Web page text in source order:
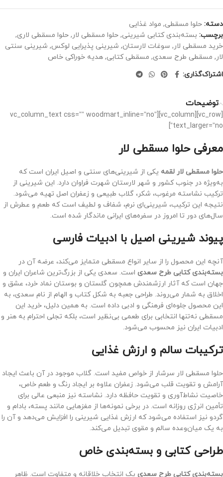
دسته: حلوا مسقطی, مواد غذایی
برچسب: بسته‌بندی کتابی شیرینی, حلوا مسقطی لار, حلوا مسقطی لاری,
خرید مسقطی لار, سوغات لارستان, شیرینی پذیرایی لوکس, شیرینی سنتی
لار, مسقطی طرح سعدی, مسقطی کتابی, هدیه خوراکی خاص
اشتراک‌گذاری:
توضیحات
[vc_row][vc_column][vc_column_text css=”” woodmart_inline=”no”
text_larger=”no”]
معرفی حلوا مسقطی لار
حلوا مسقطی لار لقمه یکی از شیرینی‌های سنتی و اصیل ایران است که
به‌ویژه در جنوب کشور و شهر لارستان شهرت فراوان دارد. این شیرینی از
ترکیب نشاسته مرغوب، شکر، گلاب طبیعی و زعفران اصل تهیه می‌شود.
نتیجه این ترکیب، شیرینی‌ای نرم، شفاف و لطیف است که طعم و عطرش از
سال‌های دور تا امروز در سفره‌های ایرانی ماندگار شده است.
پیوند شیرینی اصیل با ادبیات فارسی
آنچه این محصول را از سایر انواع مسقطی متمایز می‌کند، عرضه آن در
بسته‌بندی کتابی طرح سعدی است. سعدی یکی از بزرگ‌ترین شاعران ایران و
جهان است که آثار ارزشمندش همچون گلستان و بوستان نماد خرد، عشق و
اخلاق به شمار می‌روند. طراحی جعبه به شکل کتاب و الهام از نام سعدی، به
این محصول جلوه‌ای فرهنگی و ادبی داده است. به همین دلیل، خرید این
مسقطی نه‌تنها انتخابی برای طعمی بی‌نظیر است، بلکه تجلی احترام به هنر و
ادبیات ایران نیز محسوب می‌شود.
ترکیبات سالم و ارزش غذایی
حلوا مسقطی لار سرشار از خواص مفید است. گلاب موجود در آن باعث ایجاد
آرامش و تقویت قلب می‌شود. زعفران علاوه بر ایجاد رنگ و طعم خاص،
خاصیت نشاط‌آوری و تقویت حافظه دارد. نشاسته نیز منبعی عالی برای
تأمین انرژی روزانه است. در برخی نمونه‌ها از مغزهایی مانند پسته، بادام و
گردو نیز استفاده می‌شود که ارزش غذایی شیرینی را افزایش می‌دهد و آن را
به یک میان‌وعده سالم و مقوی تبدیل می‌کند.
طراحی کتابی و بسته‌بندی خاص
بسته‌بندی کتابی طرح سعدی یک انتخاب خلاقانه و متفاوت است. ظاهر